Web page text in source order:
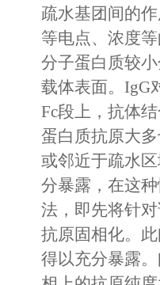
疏水基团间的
等电点、浓度
分子蛋白质较
载体表面。IgG
Fc段上，抗体
蛋白质抗原大
或邻近于疏水
分暴露，在这
法，即先将针
抗原固相化。
得以充分暴露